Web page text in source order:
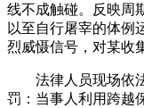
线不成触碰。反映周
以至自行屠宰的体例
烈威慑信号，对某收
法律人员现场依法
罚：当事人利用跨越